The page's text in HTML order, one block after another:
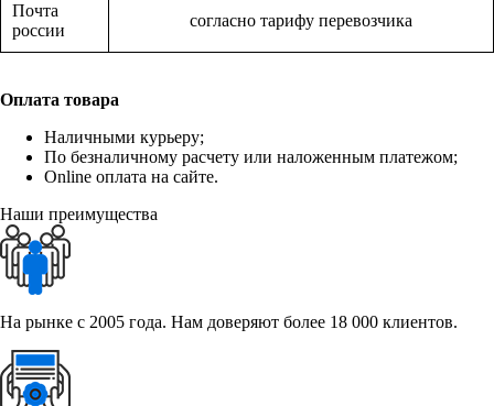
Почта
россии
согласно тарифу перевозчика
Оплата товара
Наличными курьеру;
По безналичному расчету или наложенным платежом;
Online оплата на сайте.
Наши преимущества
На рынке с 2005 года. Нам доверяют более 18 000 клиентов.